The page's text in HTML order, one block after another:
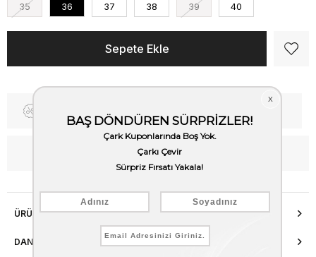
35 36 37 38 39 40
WhatsApp’tan Bilgi Al
ÜRÜN ÖZELLIKLERI
DANIŞMA HATTI